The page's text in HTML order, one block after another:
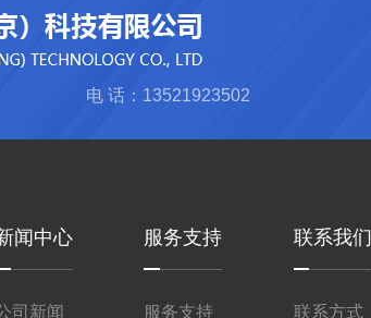
电 话：13521923502
闻中心
司新闻
服务支持
服务支持
联系我们
联系方式